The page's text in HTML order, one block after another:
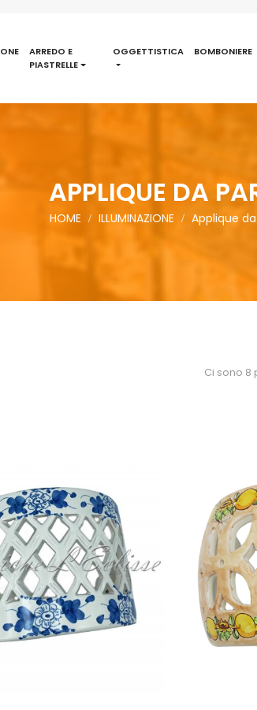
ARREDO E
PIASTRELLE
OGGETTISTICA BOMBONIERE
APPLIQUE DA
HOME ILLUMINAZIONE Applique
Ci sono 8